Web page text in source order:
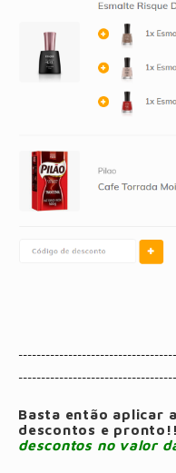
Basta então aplicar
descontos e
descontos no valor